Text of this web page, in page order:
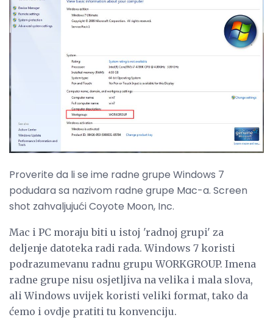
Proverite da li se ime radne grupe Windows 7
podudara sa nazivom radne grupe Mac-a. Screen
shot zahvaljujući Coyote Moon, Inc.
Mac i PC moraju biti u istoj 'radnoj grupi' za
deljenje datoteka radi rada. Windows 7 koristi
podrazumevanu radnu grupu WORKGROUP. Imena
radne grupe nisu osjetljiva na velika i mala slova,
ali Windows uvijek koristi veliki format, tako da
ćemo i ovdje pratiti tu konvenciju.